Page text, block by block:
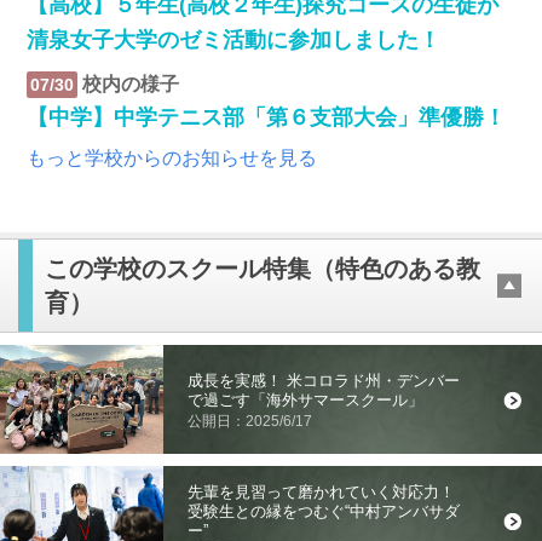
清泉女子大学のゼミ活動に参加しました！
07/30 校内の様子
【中学】中学テニス部「第６支部大会」準優勝！
もっと学校からのお知らせを見る
この学校のスクール特集（特色のある教
育）
成長を実感！ 米コロラド州・デンバー
で過ごす「海外サマースクール」
公開日：2025/6/17
先輩を見習って磨かれていく対応力！
受験生との縁をつむぐ“中村アンバサダ
ー”